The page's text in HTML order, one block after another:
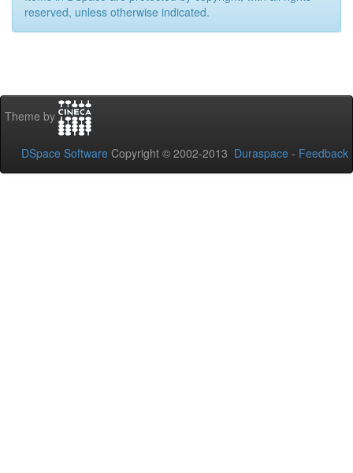
reserved, unless otherwise indicated.
Theme by
DSpace Software Copyright © 2002-2013 Duraspace - Feedback